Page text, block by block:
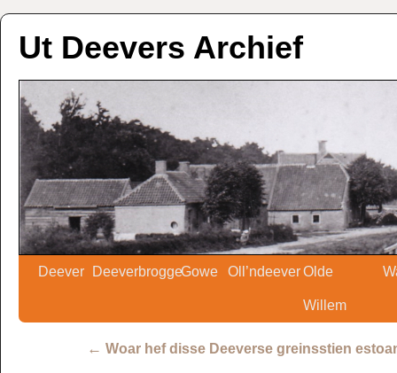
Ut Deevers Archief
Deever DeeverbroggeGowe Oll’ndeeverOlde
Willem
← Woar hef disse Deeverse greinsstien